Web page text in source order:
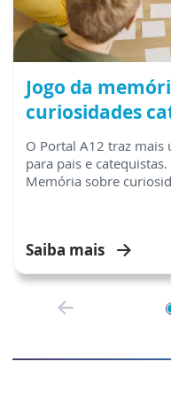
Jogo da
curiosidades
O Portal A12 traz mais
para pais e
Memória sobre
Saiba mais